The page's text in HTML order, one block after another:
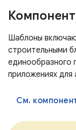
Шаблоны
строительными
единообразного
приложениях для
См.